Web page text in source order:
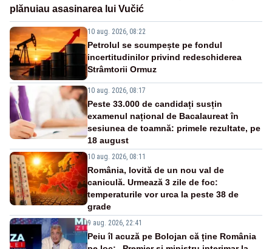
plănuiau asasinarea lui Vučić
10 aug. 2026, 08:22
Petrolul se scumpește pe fondul
incertitudinilor privind redeschiderea
Strâmtorii Ormuz
10 aug. 2026, 08:17
Peste 33.000 de candidați susțin
examenul național de Bacalaureat în
sesiunea de toamnă: primele rezultate, pe
18 august
10 aug. 2026, 08:11
România, lovită de un nou val de
caniculă. Urmează 3 zile de foc:
temperaturile vor urca la peste 38 de
grade
9 aug. 2026, 22:41
Peiu îl acuză pe Bolojan că ține România